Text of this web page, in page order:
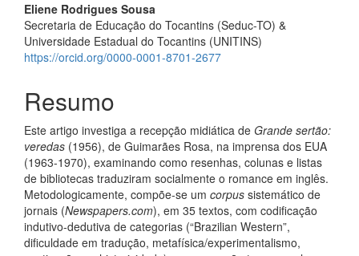
Eliene Rodrigues Sousa
Secretaria de Educação do Tocantins (Seduc-TO) &
Universidade Estadual do Tocantins (UNITINS)
https://orcid.org/0000-0001-8701-2677
Resumo
Este artigo investiga a recepção midiática de Grande sertão:
veredas (1956), de Guimarães Rosa, na imprensa dos EUA
(1963-1970), examinando como resenhas, colunas e listas
de bibliotecas traduziram socialmente o romance em inglês.
Metodologicamente, compõe-se um corpus sistemático de
jornais (Newspapers.com), em 35 textos, com codificação
indutivo-dedutiva de categorias (“Brazilian Western”,
dificuldade em tradução, metafísica/experimentalismo,